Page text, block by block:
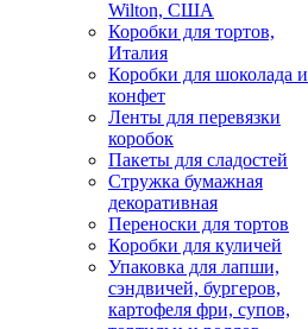
Wilton, США
Коробки для тортов,
Италия
Коробки для шоколада и
конфет
Ленты для перевязки
коробок
Пакеты для сладостей
Стружка бумажная
декоративная
Переноски для тортов
Коробки для куличей
Упаковка для лапши,
сэндвичей, бургеров,
картофеля фри, супов,